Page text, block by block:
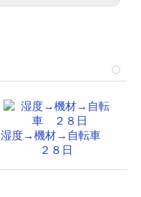
湿度→機材→自転車
２８日